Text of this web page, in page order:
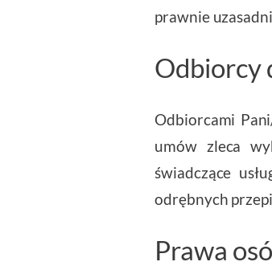
prawnie
Odbiorcy
Odbiorcami
umów zleca
świadczące
odrębnych
Prawa